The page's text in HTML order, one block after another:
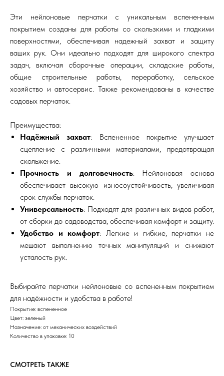
Эти нейлоновые перчатки с уникальным вспененным
покрытием созданы для работы со скользкими и гладкими
поверхностями, обеспечивая надежный захват и защиту
ваших рук. Они идеально подходят для широкого спектра
задач, включая сборочные операции, складские работы,
общие строительные работы, переработку, сельское
хозяйство и автосервис. Также рекомендованы в качестве
садовых перчаток.
Преимущества:
Надёжный захват: Вспененное покрытие улучшает
сцепление с различными материалами, предотвращая
скольжение.
Прочность и долговечность: Нейлоновая основа
обеспечивает высокую износоустойчивость, увеличивая
срок службы перчаток.
Универсальность: Подходят для различных видов работ,
от сборки до садоводства, обеспечивая комфорт и защиту.
Удобство и комфорт: Легкие и гибкие, перчатки не
мешают выполнению точных манипуляций и снижают
усталость рук.
Выбирайте перчатки нейлоновые со вспененным покрытием
для надёжности и удобства в работе!
Покрытие: вспененное
Цвет: зеленый
Назначение: от механических воздействий
Количество в упаковке: 10
СМОТРЕТЬ ТАКЖЕ